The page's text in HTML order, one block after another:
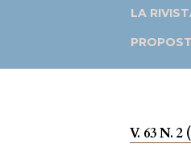
LA
V. 63 N.